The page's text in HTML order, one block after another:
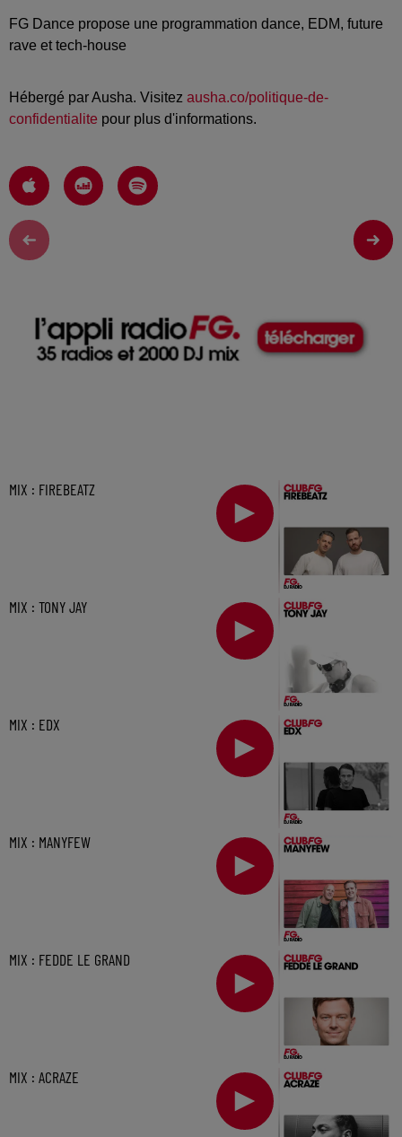
FG Dance propose une programmation dance, EDM, future
rave et tech-house
Hébergé par Ausha. Visitez ausha.co/politique-de-
confidentialite pour plus d'informations.
MIX : FIREBEATZ
MIX : TONY JAY
MIX : EDX
MIX : MANYFEW
MIX : FEDDE LE GRAND
MIX : ACRAZE